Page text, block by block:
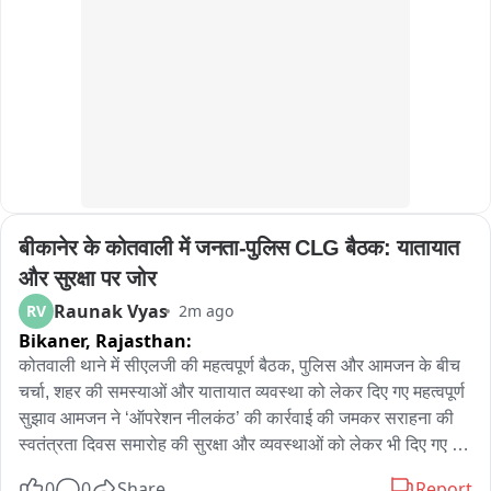
बीकानेर के कोतवाली में जनता-पुलिस CLG बैठक: यातायात
और सुरक्षा पर जोर
RV Raunak Vyas 2m ago
Bikaner, Rajasthan:
कोतवाली थाने में सीएलजी की महत्वपूर्ण बैठक, पुलिस और आमजन के बीच
चर्चा, शहर की समस्याओं और यातायात व्यवस्था को लेकर दिए गए महत्वपूर्ण
सुझाव आमजन ने ‘ऑपरेशन नीलकंठ’ की कार्रवाई की जमकर सराहना की
स्वतंत्रता दिवस समारोह की सुरक्षा और व्यवस्थाओं को लेकर भी दिए गए